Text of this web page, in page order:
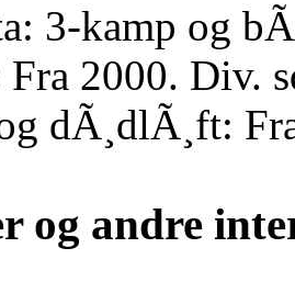
3-kamp og
Fra 2000. Div.
dÃ¸dlÃ¸ft:
og andre